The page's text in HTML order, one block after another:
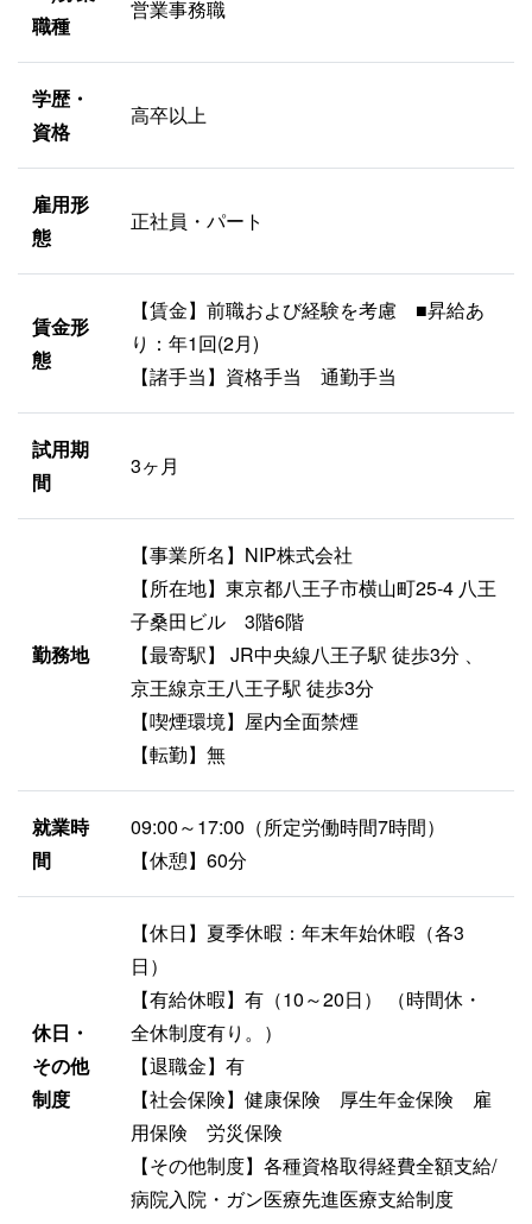
職種
営業事務職
学歴・
資格
高卒以上
雇用形
態
正社員・パート
賃金形
態
【賃金】前職および経験を考慮 ■昇給あ
り：年1回(2月)
【諸手当】資格手当 通勤手当
試用期
間
3ヶ月
勤務地
【事業所名】NIP株式会社
【所在地】東京都八王子市横山町25-4 八王
子桑田ビル 3階6階
【最寄駅】 JR中央線八王子駅 徒歩3分 、
京王線京王八王子駅 徒歩3分
【喫煙環境】屋内全面禁煙
【転勤】無
就業時
間
09:00～17:00（所定労働時間7時間）
【休憩】60分
休日・
その他
制度
【休日】夏季休暇：年末年始休暇（各3
日）
【有給休暇】有（10～20日） （時間休・
全休制度有り。）
【退職金】有
【社会保険】健康保険 厚生年金保険 雇
用保険 労災保険
【その他制度】各種資格取得経費全額支給/
病院入院・ガン医療先進医療支給制度